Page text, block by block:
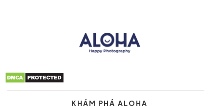
KHÁM PHÁ ALOHA